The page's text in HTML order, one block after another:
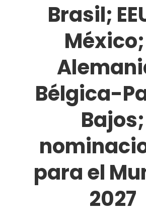
Brasil;
Bélgica-
Bajos;
para el
2027